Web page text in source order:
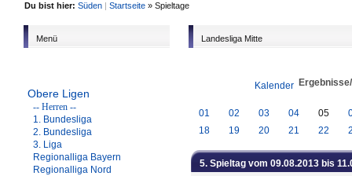
Du bist hier: Süden | Startseite » Spieltage
Menü
Obere Ligen
-- Herren --
1. Bundesliga
2. Bundesliga
3. Liga
Regionalliga Bayern
Regionalliga Nord
Landesliga Mitte
Kalender
01 02 03 04 05
18
19 20 21 22
5. Spieltag vom 09.08.2013 bis